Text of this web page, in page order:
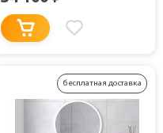
бесплатная доставка